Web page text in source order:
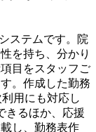
ステムです。院
を持ち、分かり
目をスタッフご
。作成した勤務
用にも対応し
きるほか、応援
し、勤務表作